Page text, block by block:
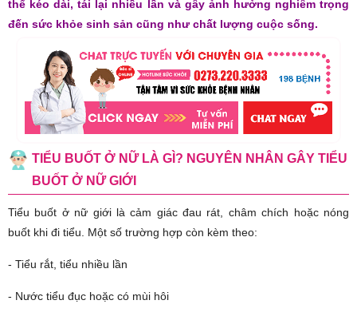
thể kéo dài, tái lại nhiều lần và gây ảnh hưởng nghiêm trọng
đến sức khỏe sinh sản cũng như chất lượng cuộc sống.
TIỂU BUỐT Ở NỮ LÀ GÌ? NGUYÊN NHÂN GÂY TIỂU
BUỐT Ở NỮ GIỚI
Tiểu buốt ở nữ giới là cảm giác đau rát, châm chích hoặc nóng
buốt khi đi tiểu. Một số trường hợp còn kèm theo:
- Tiểu rắt, tiểu nhiều lần
- Nước tiểu đục hoặc có mùi hôi